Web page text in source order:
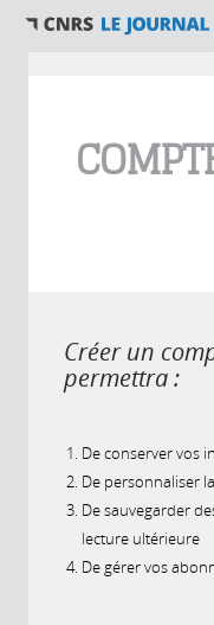
Créer un
permettra :
De conserver vos
De personnaliser
De sauvegarder
lecture ultérieure
De gérer vos